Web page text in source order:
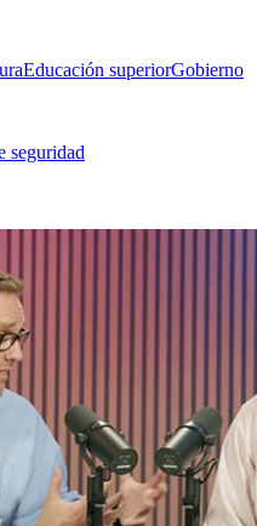
Educación superiorGobierno
seguridad